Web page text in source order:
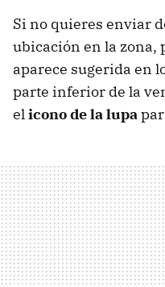
Si no quieres enviar
ubicación en la
aparece sugerida en
parte inferior de la
el icono de la lupa